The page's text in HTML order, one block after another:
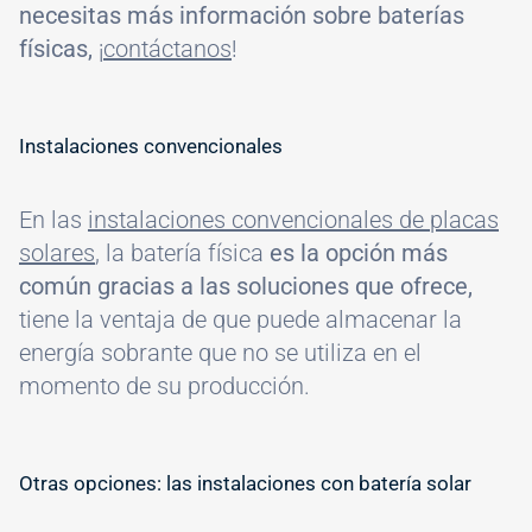
necesitas más información sobre baterías
físicas, ¡contáctanos!
Instalaciones convencionales
En las instalaciones convencionales de placas
solares, la batería física es la opción más
común gracias a las soluciones que ofrece,
tiene la ventaja de que puede almacenar la
energía sobrante que no se utiliza en el
momento de su producción.
Otras opciones: las instalaciones con batería solar